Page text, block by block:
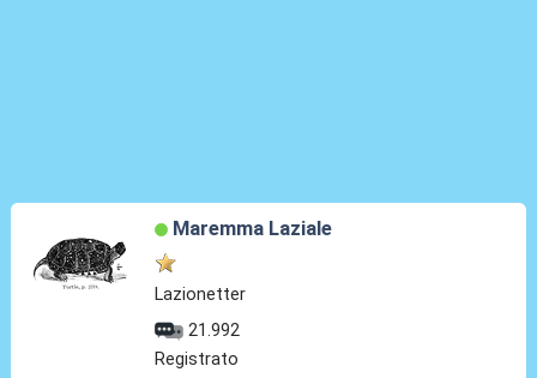
Maremma Laziale
Lazionetter
21.992
Registrato